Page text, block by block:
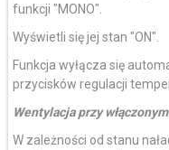
funkcji "MONO".
Wyświetli się jej stan "ON".
Funkcja wyłącza się
przycisków regulacji
Wentylacja przy
W zależności od stanu